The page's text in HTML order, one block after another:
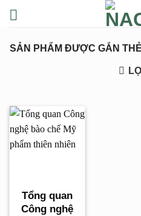
đến
dungSẢN PHẨM ĐƯỢC GẮN
Tổng quan
Công nghệ